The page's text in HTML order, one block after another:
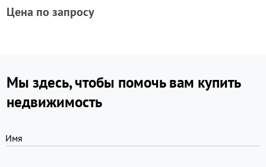
Цена по запросу
Мы здесь, чтобы помочь вам купить
недвижимость
Имя